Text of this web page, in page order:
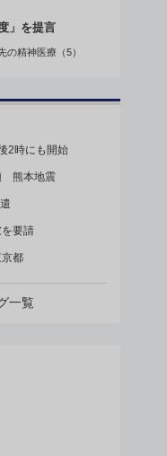
」を提言
精神医療（5）
2時にも開始
熊本地震
要請
都
一覧